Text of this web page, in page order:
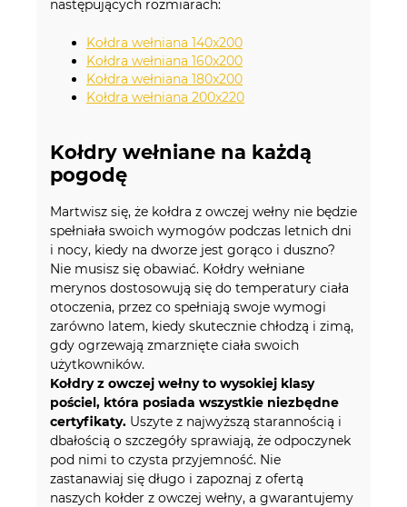
następujących rozmiarach:
Kołdra wełniana 140x200
Kołdra wełniana 160x200
Kołdra wełniana 180x200
Kołdra wełniana 200x220
Kołdry wełniane na każdą
pogodę
Martwisz się, że kołdra z owczej wełny nie będzie
spełniała swoich wymogów podczas letnich dni
i nocy, kiedy na dworze jest gorąco i duszno?
Nie musisz się obawiać. Kołdry wełniane
merynos dostosowują się do temperatury ciała
otoczenia, przez co spełniają swoje wymogi
zarówno latem, kiedy skutecznie chłodzą i zimą,
gdy ogrzewają zmarznięte ciała swoich
użytkowników.
Kołdry z owczej wełny to wysokiej klasy
pościel, która posiada wszystkie niezbędne
certyfikaty. Uszyte z najwyższą starannością i
dbałością o szczegóły sprawiają, że odpoczynek
pod nimi to czysta przyjemność. Nie
zastanawiaj się długo i zapoznaj z ofertą
naszych kołder z owczej wełny, a gwarantujemy